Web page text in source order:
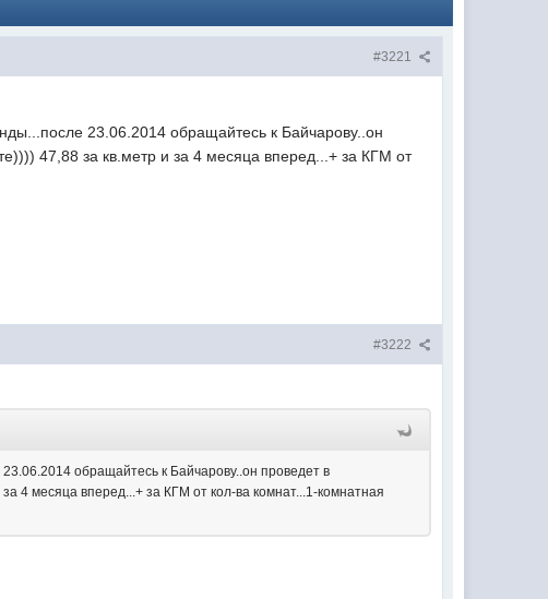
#3221
23.06.2014 обращайтесь к Байчарову..он
47,88 за кв.метр и за 4 месяца вперед...+ за КГМ от
#3222
обращайтесь к Байчарову..он проведет в
4 месяца вперед...+ за КГМ от кол-ва комнат...1-комнатная